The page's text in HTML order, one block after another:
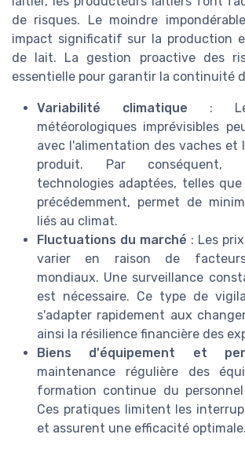
de risques. Le moindre
impact significatif sur la production
de lait. La gestion proactive des
essentielle pour garantir la continuité
Variabilité climatique : Les
météorologiques imprévisibles
avec l'alimentation des vaches et
produit. Par conséquent,
technologies adaptées, telles
précédemment, permet de
liés au climat.
Fluctuations du marché : Les
varier en raison de facteurs
mondiaux. Une surveillance
est nécessaire. Ce type de
s'adapter rapidement aux
ainsi la résilience financière des
Biens d'équipement et
maintenance régulière des
formation continue du
Ces pratiques limitent les
et assurent une efficacité optimale.